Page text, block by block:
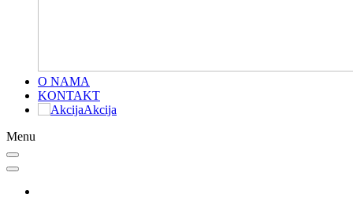
O NAMA
KONTAKT
Akcija
Menu